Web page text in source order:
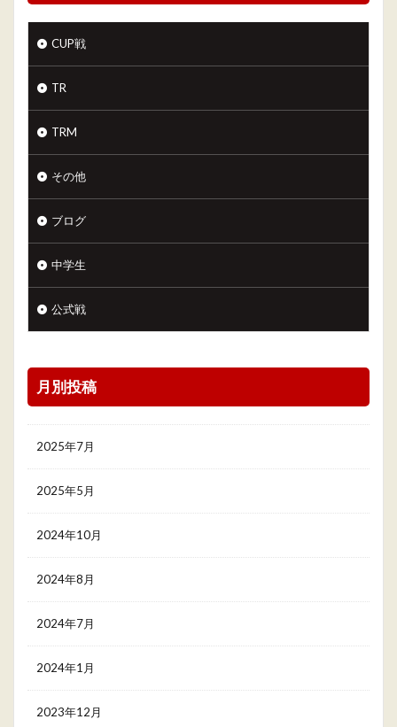
CUP戦
TR
TRM
その他
ブログ
中学生
公式戦
月別投稿
2025年7月
2025年5月
2024年10月
2024年8月
2024年7月
2024年1月
2023年12月